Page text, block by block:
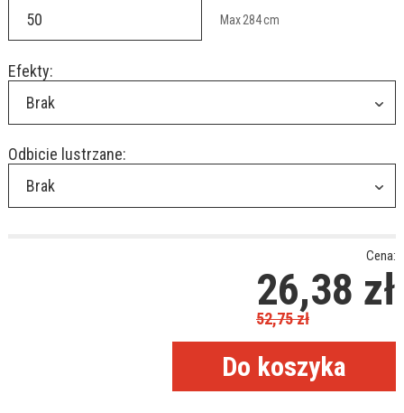
Max284cm
Efekty:
Brak
Odbicie lustrzane:
Brak
Cena:
26,38 zł
52,75zł